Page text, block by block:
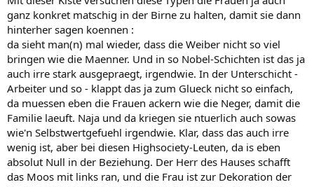
ganz konkret matschig in der Birne zu halten, damit sie dann
hinterher sagen koennen :
da sieht man(n) mal wieder, dass die Weiber nicht so viel
bringen wie die Maenner. Und in so Nobel-Schichten ist das ja
auch irre stark ausgepraegt, irgendwie. In der Unterschicht -
Arbeiter und so - klappt das ja zum Glueck nicht so einfach,
da muessen eben die Frauen ackern wie die Neger, damit die
Familie laeuft. Naja und da kriegen sie ntuerlich auch sowas
wie'n Selbstwertgefuehl irgendwie. Klar, dass das auch irre
wenig ist, aber bei diesen Highsociety-Leuten, da is eben
absolut Null in der Beziehung. Der Herr des Hauses schafft
das Moos mit links ran, und die Frau ist zur Dekoration der